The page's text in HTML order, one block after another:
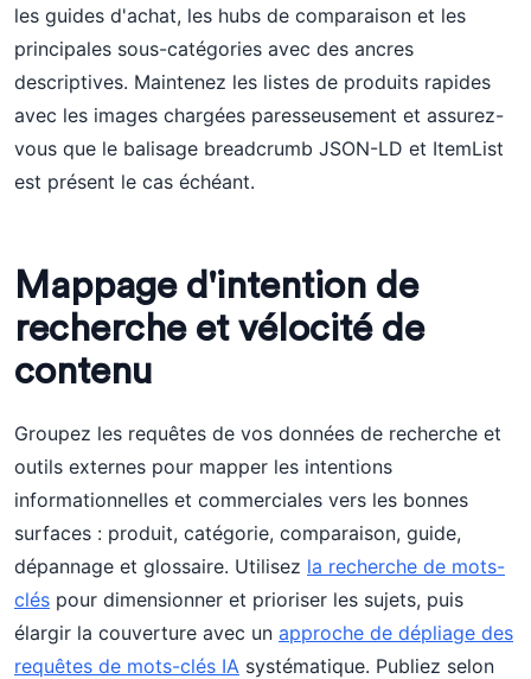
les guides d'achat, les hubs de comparaison et les
principales sous-catégories avec des ancres
descriptives. Maintenez les listes de produits rapides
avec les images chargées paresseusement et assurez-
vous que le balisage breadcrumb JSON-LD et ItemList
est présent le cas échéant.
Mappage d'intention de
recherche et vélocité de
contenu
Groupez les requêtes de vos données de recherche et
outils externes pour mapper les intentions
informationnelles et commerciales vers les bonnes
surfaces : produit, catégorie, comparaison, guide,
dépannage et glossaire. Utilisez la recherche de mots-
clés pour dimensionner et prioriser les sujets, puis
élargir la couverture avec un approche de dépliage des
requêtes de mots-clés IA systématique. Publiez selon